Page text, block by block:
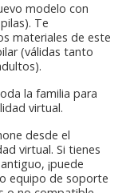
modelo con
Te
materiales de este
(válidas tanto
la familia para
virtual.
desde el
virtual. Si tienes
¡puede
equipo de soporte